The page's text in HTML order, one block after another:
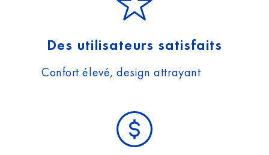
Des utilisateurs satisfaits
Confort élevé, design attrayant